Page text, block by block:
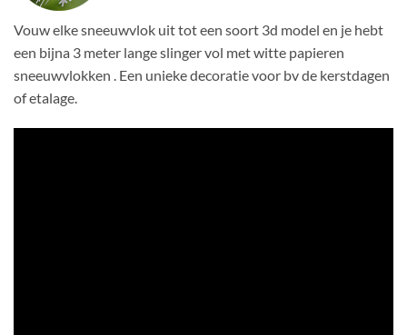
Vouw elke sneeuwvlok uit tot een soort 3d model en je hebt
een bijna 3 meter lange slinger vol met witte papieren
sneeuwvlokken . Een unieke decoratie voor bv de kerstdagen
of etalage.